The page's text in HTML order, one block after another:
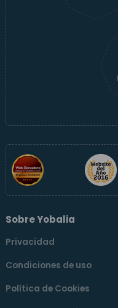
Sobre Yobalia
Privacidad
Condiciones de uso
Política de Cookies